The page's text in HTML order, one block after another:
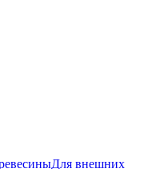
Для внешних